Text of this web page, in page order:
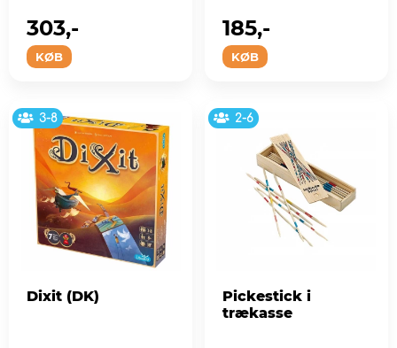
KØB
303,-
KØB
185,-
3-8
Dixit (DK)
2-6
Pickestick i
trækasse